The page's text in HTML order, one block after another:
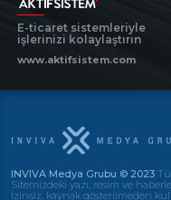
E-ticaret sistemleriyle
işlerinizi kolaylaştırın
www.aktifsistem.com
INVIVA Medya Grubu © 2023
Sitemizdeki yazı, resim ve
İzinsiz, kaynak gösterilmeden